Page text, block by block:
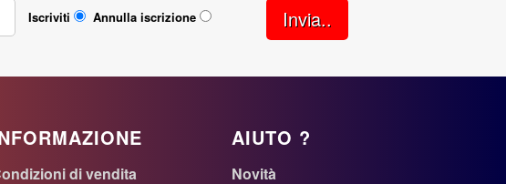
Iscriviti Annulla iscrizione Invia..
di vendita
AIUTO ?
Novità